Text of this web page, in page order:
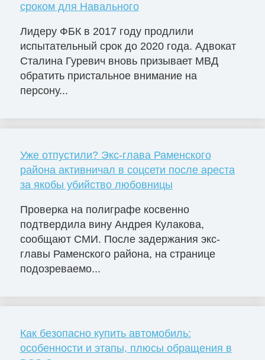
сроком для Навального
Лидеру ФБК в 2017 году продлили
испытательный срок до 2020 года. Адвокат
Сталина Гуревич вновь призывает МВД
обратить пристальное внимание на
персону...
Уже отпустили? Экс-глава Раменского
района активничал в соцсети после ареста
за якобы убийство любовницы
Проверка на полиграфе косвенно
подтвердила вину Андрея Кулакова,
сообщают СМИ. После задержания экс-
главы Раменского района, на странице
подозреваемо...
Как безопасно купить автомобиль:
особенности и этапы, плюсы обращения в